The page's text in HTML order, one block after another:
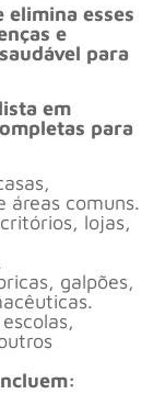
elimina esses
e
para
em
para
áreas comuns.
lojas,
galpões,